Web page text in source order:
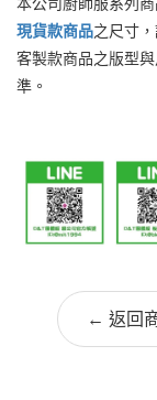
現貨款商品之尺寸
客製款商品之版型
準。
← 返回